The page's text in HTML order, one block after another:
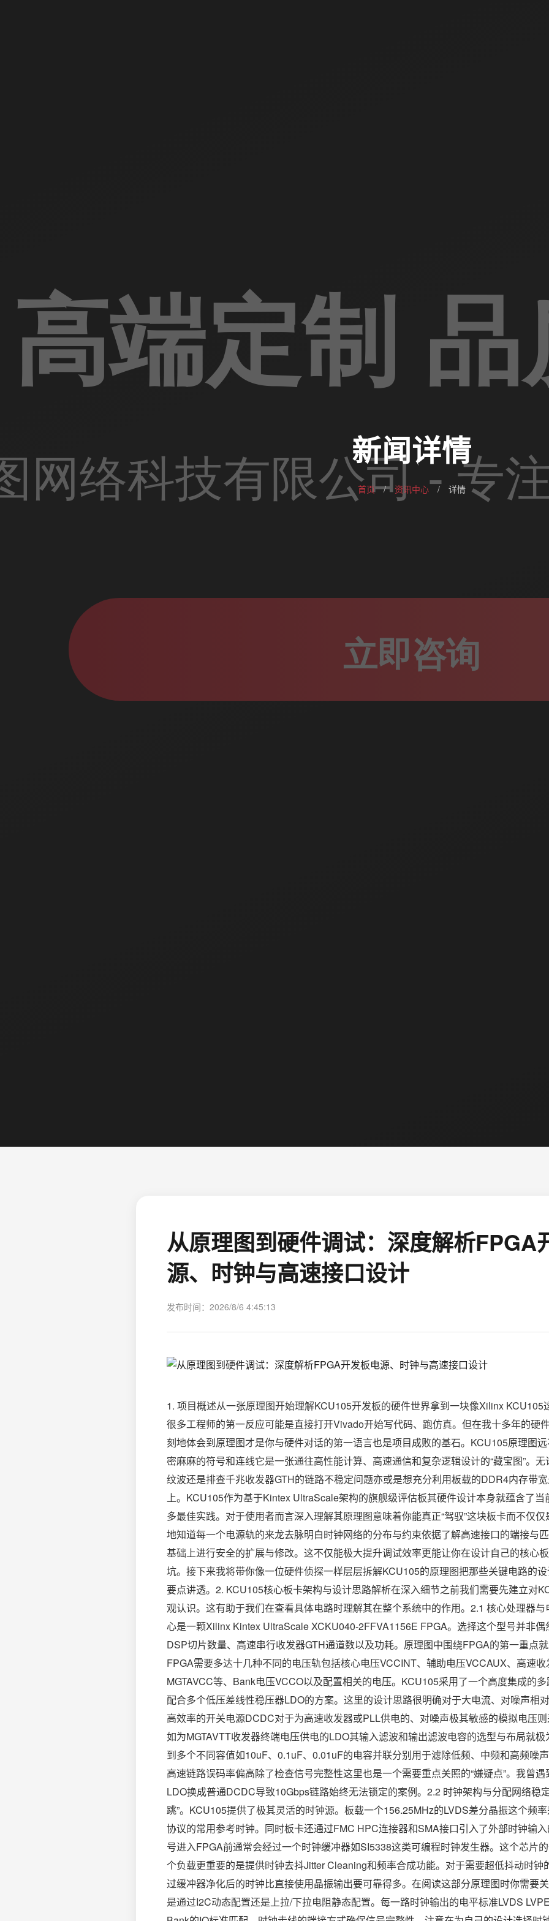
新闻详情
首页 / 资讯中心 / 详情
从原理图到硬件调试：深度解析FPGA
源、时钟与高速接口设计
发布时间：2026/8/6 4:45:13
1. 项目概述从一张原理图开始理解KCU105开发板的硬件世界拿到一块像Xilinx KCU105
很多工程师的第一反应可能是直接打开Vivado开始写代码、跑仿真。但在我十多年的硬
刻地体会到原理图才是你与硬件对话的第一语言也是项目成败的基石。KCU105原理图
密麻麻的符号和连线它是一张通往高性能计算、高速通信和复杂逻辑设计的“藏宝图”。
纹波还是排查千兆收发器GTH的链路不稳定问题亦或是想充分利用板载的DDR4内存带
上。KCU105作为基于Kintex UltraScale架构的旗舰级评估板其硬件设计本身就蕴含了
多最佳实践。对于使用者而言深入理解其原理图意味着你能真正“驾驭”这块板卡而不仅仅
地知道每一个电源轨的来龙去脉明白时钟网络的分布与约束依据了解高速接口的端接与
基础上进行安全的扩展与修改。这不仅能极大提升调试效率更能让你在设计自己的核心
坑。接下来我将带你像一位硬件侦探一样层层拆解KCU105的原理图把那些关键电路的
要点讲透。2. KCU105核心板卡架构与设计思路解析在深入细节之前我们需要先建立对
观认识。这有助于我们在查看具体电路时理解其在整个系统中的作用。2.1 核心处理器
心是一颗Xilinx Kintex UltraScale XCKU040-2FFVA1156E FPGA。选择这个型号并非
DSP切片数量、高速串行收发器GTH通道数以及功耗。原理图中围绕FPGA的第一重点
FPGA需要多达十几种不同的电压轨包括核心电压VCCINT、辅助电压VCCAUX、高速
MGTAVCC等、Bank电压VCCO以及配置相关的电压。KCU105采用了一个高度集成的
配合多个低压差线性稳压器LDO的方案。这里的设计思路很明确对于大电流、对噪声相
高效率的开关电源DCDC对于为高速收发器或PLL供电的、对噪声极其敏感的模拟电压
如为MGTAVTT收发器终端电压供电的LDO其输入滤波和输出滤波电容的选型与布局就
到多个不同容值如10uF、0.1uF、0.01uF的电容并联分别用于滤除低频、中频和高频噪
高速链路误码率偏高除了检查信号完整性这里也是一个需要重点关照的“嫌疑点”。我曾
LDO换成普通DCDC导致10Gbps链路始终无法锁定的案例。2.2 时钟架构与分配网络稳
跳”。KCU105提供了极其灵活的时钟源。板载一个156.25MHz的LVDS差分晶振这个频
协议的常用参考时钟。同时板卡还通过FMC HPC连接器和SMA接口引入了外部时钟输
号进入FPGA前通常会经过一个时钟缓冲器如SI5338这类可编程时钟发生器。这个芯片
个负载更重要的是提供时钟去抖Jitter Cleaning和频率合成功能。对于需要超低抖动时钟
过缓冲器净化后的时钟比直接使用晶振输出要可靠得多。在阅读这部分原理图时你需要
是通过I2C动态配置还是上拉/下拉电阻静态配置。每一路时钟输出的电平标准LVDS